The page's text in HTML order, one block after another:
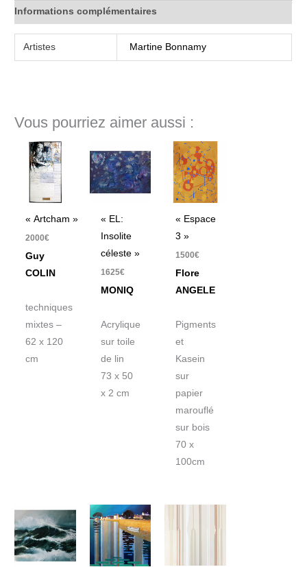
Informations complémentaires
Artistes Martine Bonnamy
Vous pourriez aimer aussi :
« Artcham »
2000€
Guy
COLIN
techniques
mixtes –
62 x 120
cm
« EL:
Insolite
céleste »
1625€
MONIQ
Acrylique
sur toile
de lin
73 x 50
x 2 cm
« Espace
3 »
1500€
Flore
ANGELE
Pigments
et
Kasein
sur
papier
marouflé
sur bois
70 x
100cm